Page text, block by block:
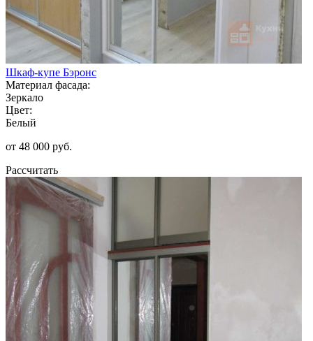
Шкаф-купе Бэронс
Материал фасада:
Зеркало
Цвет:
Белый
от 48 000 руб.
Рассчитать